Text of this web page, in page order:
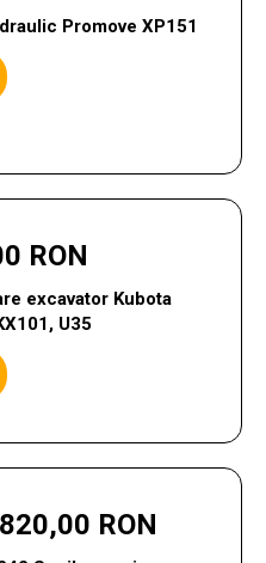
Promove XP151
RON
excavator Kubota
U35
820,00 RON